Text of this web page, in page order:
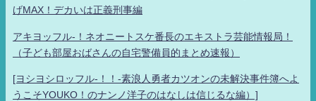
げMAX！デカいは正義刑事編
アキヨッフル-！ネオニートスケ番長のエキストラ芸能情報局！
（子ども部屋おばさんの自宅警備員的まとめ速報）
[ヨシヨシロッフル-！！-素浪人勇者カツオンの未解決事件簿へよ
うこそYOUKO！のナンノ洋子のはなしは信じるな編）]